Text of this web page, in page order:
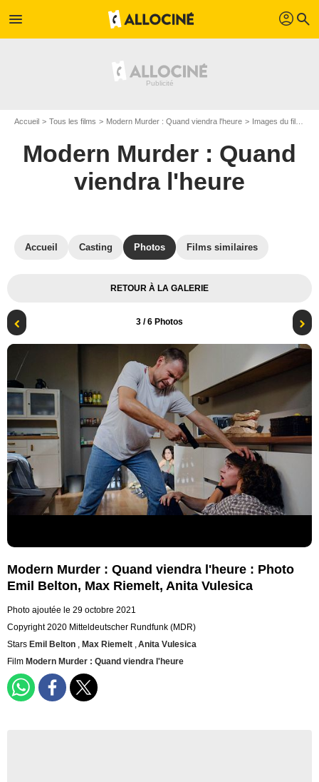
menu profil search
Accueil Tous les films Modern Murder : Quand viendra l'heure Images du film Modern Murder : Quand viendra l'heure
Modern Murder : Quand
viendra l'heure
Accueil Casting Photos Films similaires
RETOUR À LA GALERIE
3 / 6 Photos
Modern Murder : Quand viendra l'heure : Photo
Emil Belton, Max Riemelt, Anita Vulesica
Photo ajoutée le 29 octobre 2021
Copyright 2020 Mitteldeutscher Rundfunk (MDR)
Stars Emil Belton , Max Riemelt ,Anita Vulesica
Film Modern Murder : Quand viendra l'heure